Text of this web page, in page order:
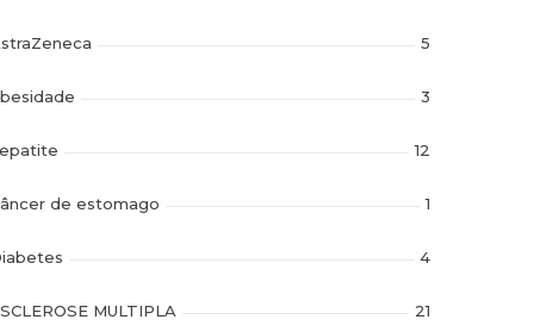
5
3
12
de estomago 1
4
MULTIPLA 21